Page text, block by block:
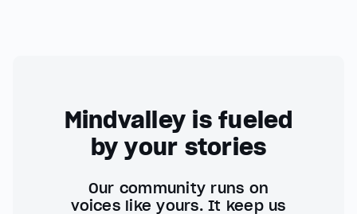
Mindvalley is fueled
by your stories
Our community runs on
voices like yours. It keep us